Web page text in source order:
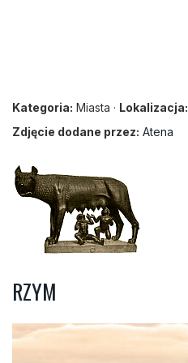
Kategoria: Miasta · Lokalizacja:
Zdjęcie dodane przez: Atena
RZYM